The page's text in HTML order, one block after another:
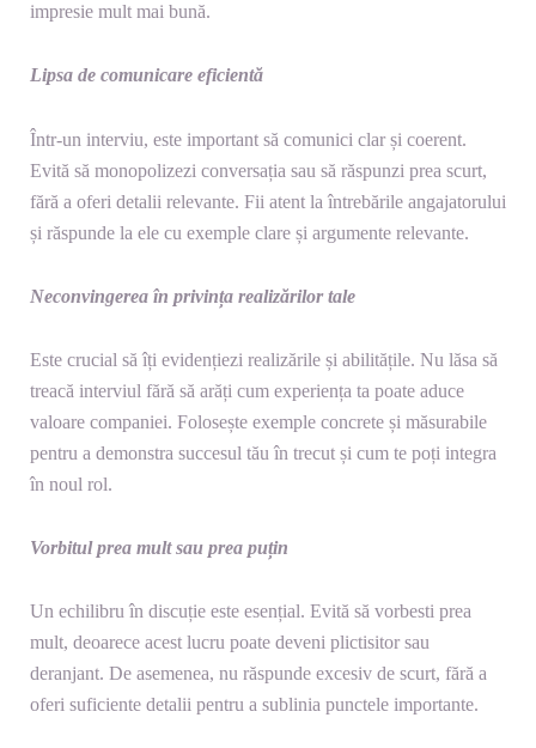
impresie mult mai bună.
Lipsa de comunicare eficientă
Într-un interviu, este important să comunici clar și coerent.
Evită să monopolizezi conversația sau să răspunzi prea scurt,
fără a oferi detalii relevante. Fii atent la întrebările angajatorului
și răspunde la ele cu exemple clare și argumente relevante.
Neconvingerea în privința realizărilor tale
Este crucial să îți evidențiezi realizările și abilitățile. Nu lăsa să
treacă interviul fără să arăți cum experiența ta poate aduce
valoare companiei. Folosește exemple concrete și măsurabile
pentru a demonstra succesul tău în trecut și cum te poți integra
în noul rol.
Vorbitul prea mult sau prea puțin
Un echilibru în discuție este esențial. Evită să vorbesti prea
mult, deoarece acest lucru poate deveni plictisitor sau
deranjant. De asemenea, nu răspunde excesiv de scurt, fără a
oferi suficiente detalii pentru a sublinia punctele importante.